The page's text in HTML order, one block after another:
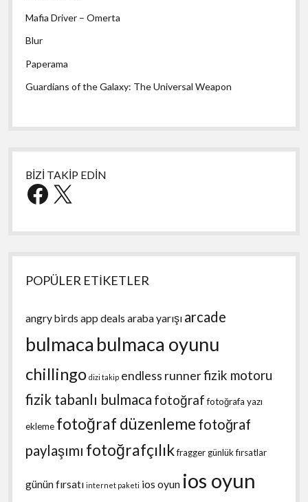
Mafia Driver – Omerta
Blur
Paperama
Guardians of the Galaxy: The Universal Weapon
BİZİ TAKİP EDİN
Facebook
X
POPÜLER ETİKETLER
angry birds app deals araba yarışı arcade
bulmaca bulmaca oyunu
chillingo dizi takip endless runnerfizik motoru
fizik tabanlı bulmaca fotoğraf fotoğrafa yazı
ekleme fotoğraf düzenleme fotoğraf
paylaşımı fotoğrafçılıkfraggergünlük fırsatlar
günün fırsatı internet paketi ios oyun ios oyun